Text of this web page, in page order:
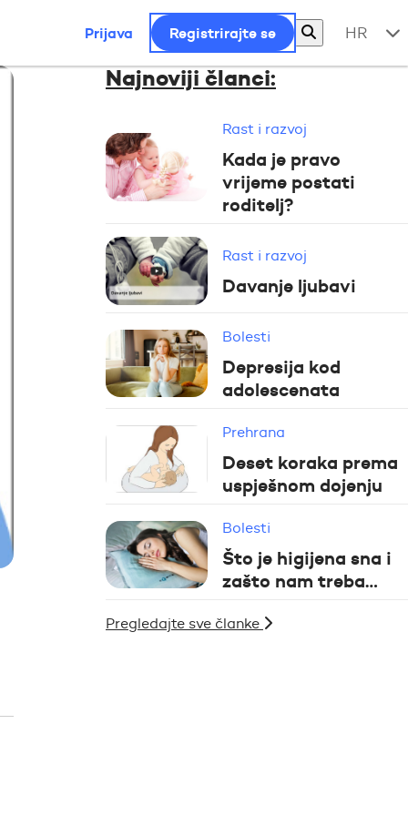
Prijava Registrirajte se HR
Najnoviji članci:
Rast i razvoj
Kada je pravo
vrijeme postati
roditelj?
Rast i razvoj
Davanje ljubavi
Bolesti
Depresija kod
adolescenata
Prehrana
Deset koraka prema
uspješnom dojenju
Bolesti
Što je higijena sna i
zašto nam treba…
Pregledajte sve članke